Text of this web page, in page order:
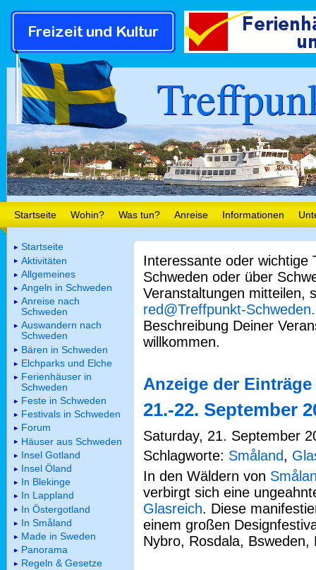
Startseite Wohin? Was tun? Anreise Informationen
Interessante oder wichtige
Schweden oder über
Veranstaltungen mitteilen,
red@Treffpunkt-
Beschreibung Deiner
willkommen.
Anzeige der
21.-22. September
Saturday, 21. September
Schlagworte: Småland,
In den Wäldern von
verbirgt sich eine
Glasreich. Diese
einem großen
Nybro, Rosdala,
Startseite
Aktivitäten
Allgemeines
Angeln in Schweden
Anreise nach
Schweden
Auswandern nach
Schweden
Bären in Schweden
Elchparks und Elche
Ferienhäuser in
Schweden
Feste in Schweden
Festivals in Schweden
Forum
Häuser aus Schweden
Insel Gotland
Insel Öland
In Blekinge
In Lappland
In Östergotland
In Småland
Made in Sweden
Panorama
Regeln & Gesetze